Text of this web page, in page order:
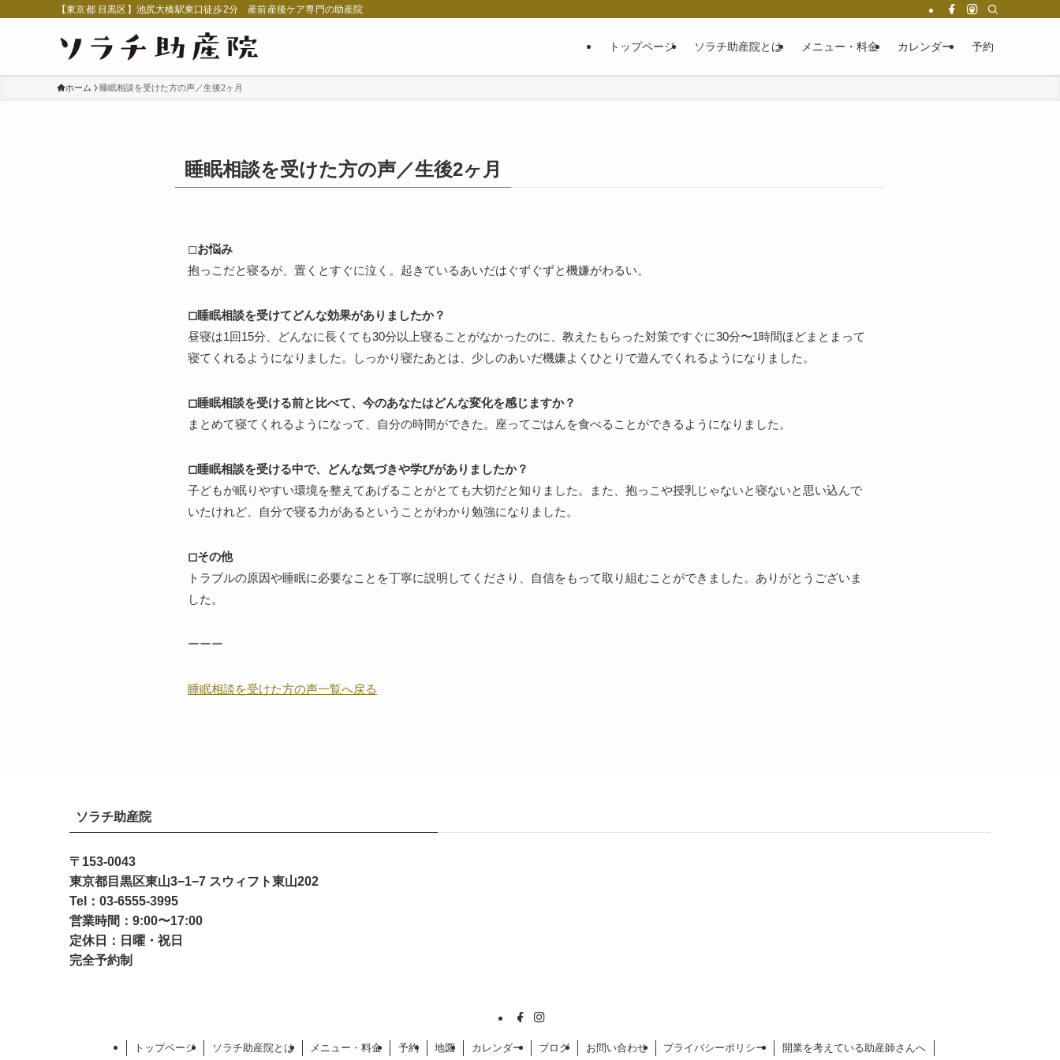
【東京都 目黒区】池尻大橋駅東口徒歩2分 産前産後ケア専門の助産院
トップページ ソラチ助産院とは メニュー・料金 カレンダー 予約
ホーム 睡眠相談を受けた方の声／生後2ヶ月
睡眠相談を受けた方の声／生後2ヶ月
◻︎お悩み
抱っこだと寝るが、置くとすぐに泣く。起きているあいだはぐずぐずと機嫌がわるい。
◻︎睡眠相談を受けてどんな効果がありましたか？
昼寝は1回15分、どんなに長くても30分以上寝ることがなかったのに、教えたもらった対策ですぐに30分〜1時間ほどまとまって
寝てくれるようになりました。しっかり寝たあとは、少しのあいだ機嫌よくひとりで遊んでくれるようになりました。
◻︎睡眠相談を受ける前と比べて、今のあなたはどんな変化を感じますか？
まとめて寝てくれるようになって、自分の時間ができた。座ってごはんを食べることができるようになりました。
◻︎睡眠相談を受ける中で、どんな気づきや学びがありましたか？
子どもが眠りやすい環境を整えてあげることがとても大切だと知りました。また、抱っこや授乳じゃないと寝ないと思い込んで
いたけれど、自分で寝る力があるということがわかり勉強になりました。
◻︎その他
トラブルの原因や睡眠に必要なことを丁寧に説明してくださり、自信をもって取り組むことができました。ありがとうございま
した。
ーーー
睡眠相談を受けた方の声一覧へ戻る
ソラチ助産院
〒153-0043
東京都目黒区東山3−1−7 スウィフト東山202
Tel：03-6555-3995
営業時間：9:00〜17:00
定休日：日曜・祝日
完全予約制
トップページ ソラチ助産院とは メニュー・料金 予約 地図 カレンダー ブログ お問い合わせ プライバシーポリシー 開業を考えている助産師さんへ